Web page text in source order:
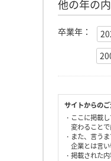
他の年の
卒業年：
サイトからの
・ここに掲載
変わること
・また、言う
企業とは言
・掲載された